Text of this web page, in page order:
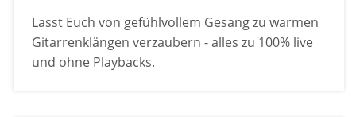
Lasst Euch von gefühlvollem Gesang zu warmen
Gitarrenklängen verzaubern - alles zu 100% live
und ohne Playbacks.